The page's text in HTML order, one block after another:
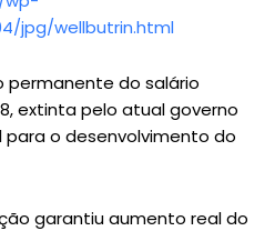
jpg/wellbutrin.html
permanente do salário
extinta pelo atual governo
o desenvolvimento do
garantiu aumento real do